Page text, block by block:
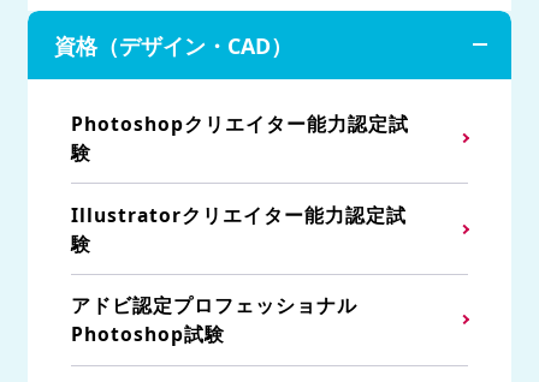
資格（デザイン・CAD）
Photoshopクリエイター能力認定試
験
Illustratorクリエイター能力認定試
験
アドビ認定プロフェッショナル
Photoshop試験